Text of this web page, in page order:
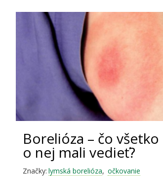
Borelióza – čo všetko
o nej mali vedieť?
Značky: lymská borelióza, očkovanie